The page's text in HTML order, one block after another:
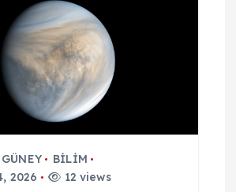
BİLİM
2026
12 views